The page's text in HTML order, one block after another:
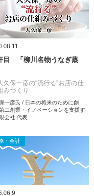
目 「柳川名物うなぎ蒸
久保一彦の“流行る”お店の仕
みづくり
一彦氏 / 日本の将来のために創
二創業・イノベーションを支援す
会社 代表
・会計